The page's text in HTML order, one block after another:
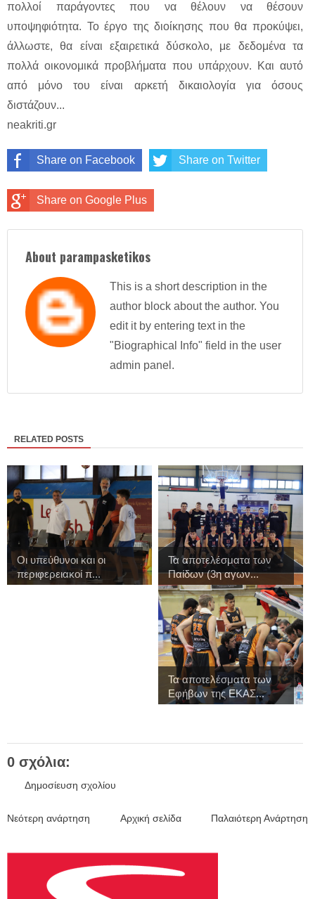
πολλοί παράγοντες που να θέλουν να θέσουν
υποψηφιότητα. Το έργο της διοίκησης που θα προκύψει,
άλλωστε, θα είναι εξαιρετικά δύσκολο, με δεδομένα τα
πολλά οικονομικά προβλήματα που υπάρχουν. Και αυτό
από μόνο του είναι αρκετή δικαιολογία για όσους
διστάζουν...
neakriti.gr
Share on Facebook Share on Twitter
Share on Google Plus
About parampasketikos
This is a short description in the
author block about the author. You
edit it by entering text in the
"Biographical Info" field in the user
admin panel.
RELATED POSTS
Οι υπεύθυνοι και οι
περιφερειακοί π...
Τα αποτελέσματα των
Παίδων (3η αγων...
Τα αποτελέσματα των
Εφήβων της ΕΚΑΣ...
0 σχόλια:
Δημοσίευση σχολίου
Νεότερη ανάρτηση Παλαιότερη Ανάρτηση
Αρχική σελίδα